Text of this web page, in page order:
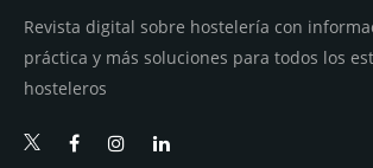
Revista digital sobre hostelería con
práctica y más soluciones para todos los
hosteleros